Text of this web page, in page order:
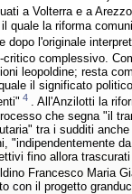
a Volterra e a Arezzo
quale la riforma
dopo l'originale
complessivo.
leopoldine; resta
il significato
4 . All'Anzilotti la
che segna "il
tra i sudditi
"indipendentemente
fino allora
Francesco Maria
con il progetto